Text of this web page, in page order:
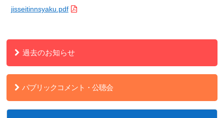
jisseitinnsyaku.pdf
過去のお知らせ
パブリックコメント・公聴会